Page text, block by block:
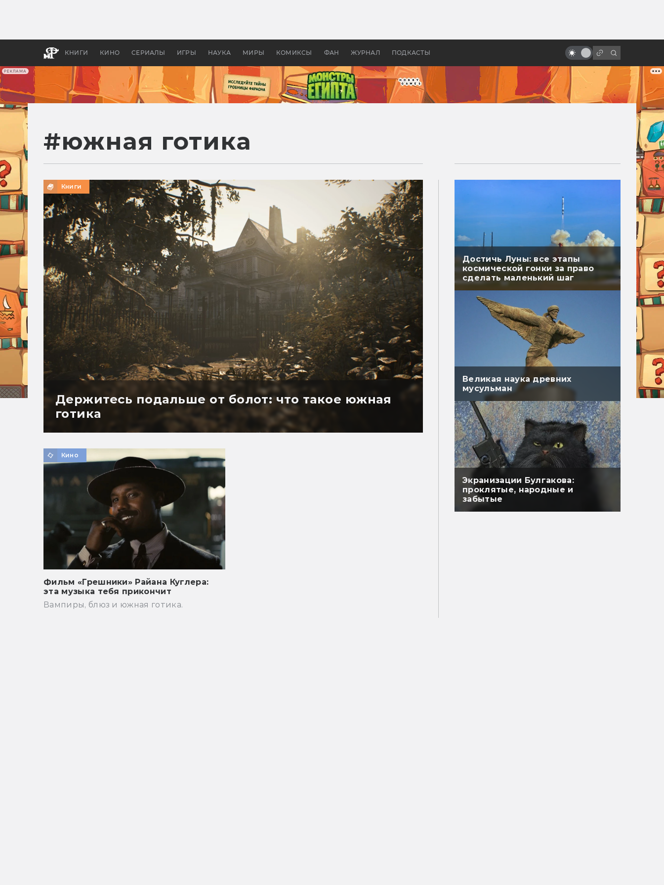
РЕКЛАМА
КНИГИ КИНО СЕРИАЛЫ ИГРЫ НАУКА МИРЫ КОМИКСЫ ФАН ЖУРНАЛ ПОДКАСТЫ
бы «Властелина колец»
Древней Грецией
сказка нашего детства
#южная готика
Книги
Держитесь подальше от болот: что такое южная
готика
Кино
Фильм «Грешники» Райана Куглера:
эта музыка тебя прикончит
Вампиры, блюз и южная готика.
Достичь Луны: все этапы
космической гонки за право
сделать маленький шаг
Великая наука древних
мусульман
Экранизации Булгакова:
проклятые, народные и
забытые